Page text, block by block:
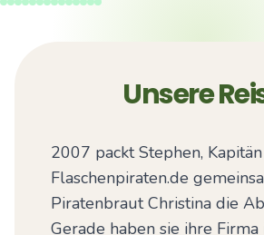
Unsere
2007 packt Stephen,
Flaschenpiraten.de
Piratenbraut Christina die
Gerade haben sie ihre Firma